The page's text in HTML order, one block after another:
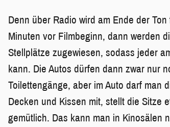
Denn über Radio wird am Ende der
Minuten vor Filmbeginn, dann werden
Stellplätze zugewiesen, sodass jeder
kann. Die Autos dürfen dann zwar nur
Toilettengänge, aber im Auto darf man
Decken und Kissen mit, stellt die Sitze
gemütlich. Das kann man in Kinosälen